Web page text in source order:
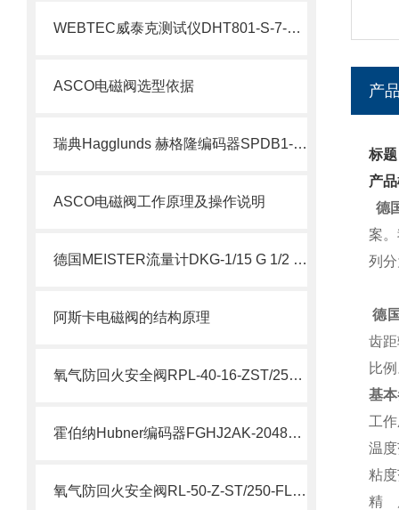
WEBTEC威泰克测试仪DHT801-S-7-L介绍
ASCO电磁阀选型依据
瑞典Hagglunds 赫格隆编码器SPDB1-1000-BT介绍
ASCO电磁阀工作原理及操作说明
德国MEISTER流量计DKG-1/15 G 1/2 VA NOC 说明
阿斯卡电磁阀的结构原理
氧气防回火安全阀RPL-40-16-ZST/250/FL说明
霍伯纳Hubner编码器FGHJ2AK-2048G-90G-NG/16K介绍
氧气防回火安全阀RL-50-Z-ST/250-FL参数
产
标
产
德
案
列
德
齿
比
基
工
温
粘
精